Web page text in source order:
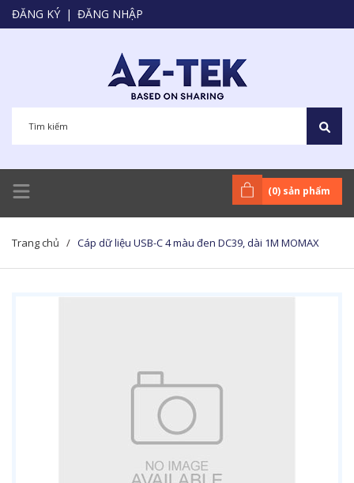
ĐĂNG KÝ | ĐĂNG NHẬP
(0) sản phẩm
Trang chủ / Cáp dữ liệu USB-C 4 màu đen DC39, dài 1M MOMAX